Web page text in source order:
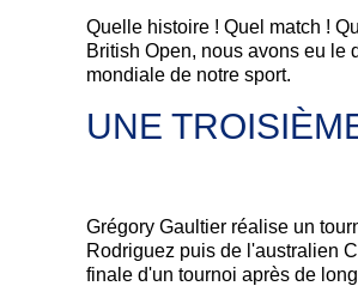
Quelle histoire ! Quel match !
British Open, nous avons eu le
mondiale de notre sport.
UNE
Grégory Gaultier réalise un
Rodriguez puis de l'australien
finale d'un tournoi après de